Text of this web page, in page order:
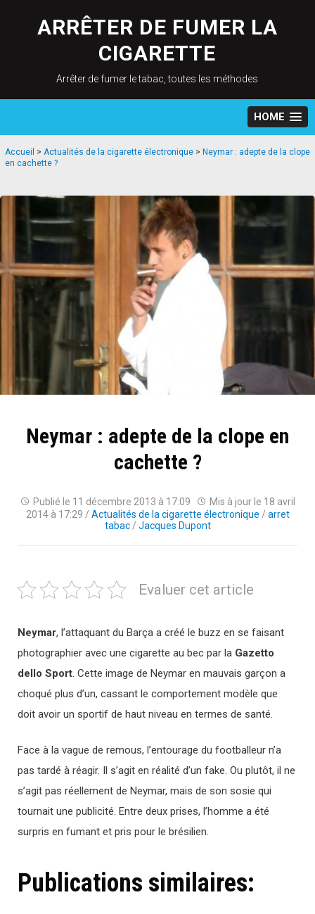
content
ARRÊTER DE FUMER LA
CIGARETTE
Arrêter de fumer le tabac, toutes les méthodes
HOME
Accueil > Actualités de la cigarette électronique > Neymar : adepte de la clope
en cachette ?
Neymar : adepte de la clope en
cachette ?
Publié le 11 décembre 2013 à 17:09 Mis à jour le 18 avril
2014 à 17:29 / Actualités de la cigarette électronique / arret
tabac/ Jacques Dupont
Evaluer cet article
Neymar, l’attaquant du Barça a créé le buzz en se faisant
photographier avec une cigarette au bec par la Gazetto
dello Sport . Cette image de Neymar en mauvais garçon a
choqué plus d’un, cassant le comportement modèle que
doit avoir un sportif de haut niveau en termes de santé.
Face à la vague de remous, l’entourage du footballeur n’a
pas tardé à réagir. Il s’agit en réalité d’un fake. Ou plutôt, il ne
s’agit pas réellement de Neymar, mais de son sosie qui
tournait une publicité. Entre deux prises, l’homme a été
surpris en fumant et pris pour le brésilien.
Publications similaires: